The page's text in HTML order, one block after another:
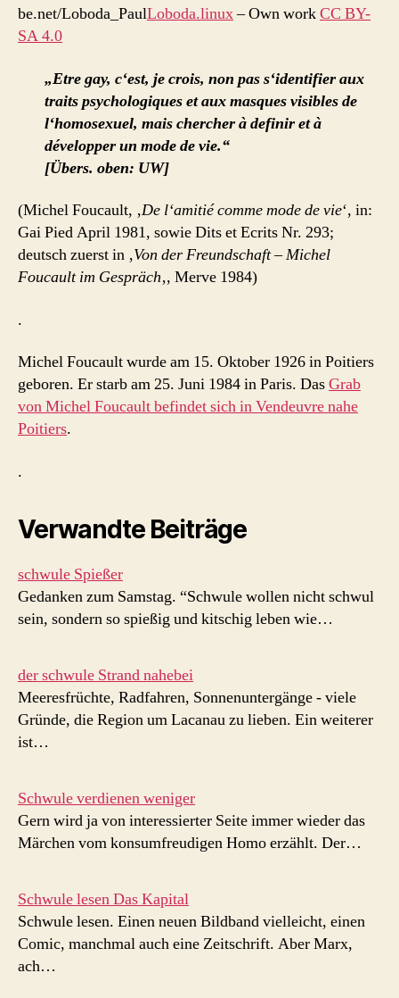
be.net/Loboda_PaulLoboda.linux–Own workCC BY-
SA 4.0
„Etre gay, c‘est, je crois, non pas s‘identifier aux
traits psychologiques et aux masques visibles de
l‘homosexuel, mais chercher à definir et à
développer un mode de vie.“
[Übers. oben: UW]
(Michel Foucault, ‚De l‘amitié comme mode de vie‘, in:
Gai Pied April 1981, sowie Dits et Ecrits Nr. 293;
deutsch zuerst in ‚Von der Freundschaft – Michel
Foucault im Gespräch‚, Merve 1984)
.
Michel Foucault wurde am 15. Oktober 1926 in Poitiers
geboren. Er starb am 25. Juni 1984 in Paris. DasGrab
von Michel Foucault befindet sich in Vendeuvre nahe
Poitiers.
.
Verwandte Beiträge
schwule Spießer
Gedanken zum Samstag. “Schwule wollen nicht schwul
sein, sondern so spießig und kitschig leben wie…
der schwule Strand nahebei
Meeresfrüchte, Radfahren, Sonnenuntergänge - viele
Gründe, die Region um Lacanau zu lieben. Ein weiterer
ist…
Schwule verdienen weniger
Gern wird ja von interessierter Seite immer wieder das
Märchen vom konsumfreudigen Homo erzählt. Der…
Schwule lesen Das Kapital
Schwule lesen. Einen neuen Bildband vielleicht, einen
Comic, manchmal auch eine Zeitschrift. Aber Marx,
ach…